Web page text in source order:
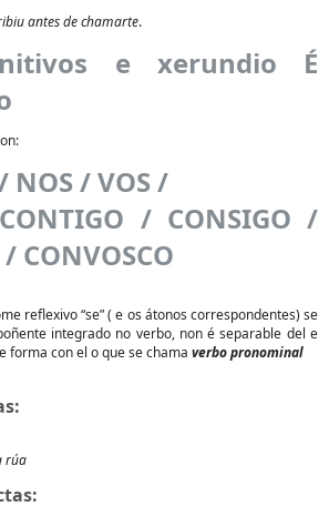
antes de chamarte.
e xerundio É
NOS / VOS /
/ CONSIGO /
CONVOSCO
reflexivo “se” ( e os átonos correspondentes) se
integrado no verbo, non é separable del e
forma con el o que se chama verbo pronominal
rúa